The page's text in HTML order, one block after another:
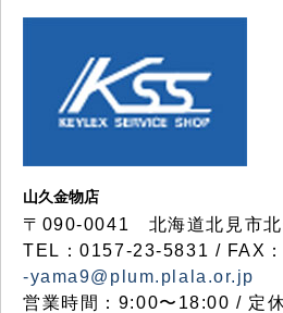
山久金物店
〒090-0041 北海道北見市
TEL：0157-23-5831 / FAX
-yama9@plum.plala.or.jp
営業時間：9:00〜18:00 / 定